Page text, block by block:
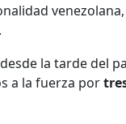
desde la tarde del
a la fuerza por